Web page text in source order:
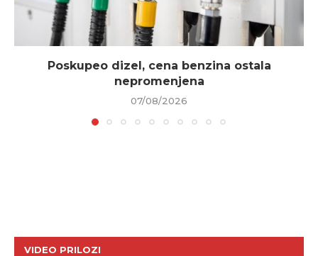
Poskupeo dizel, cena benzina ostala
nepromenjena
07/08/2026
VIDEO PRILOZI